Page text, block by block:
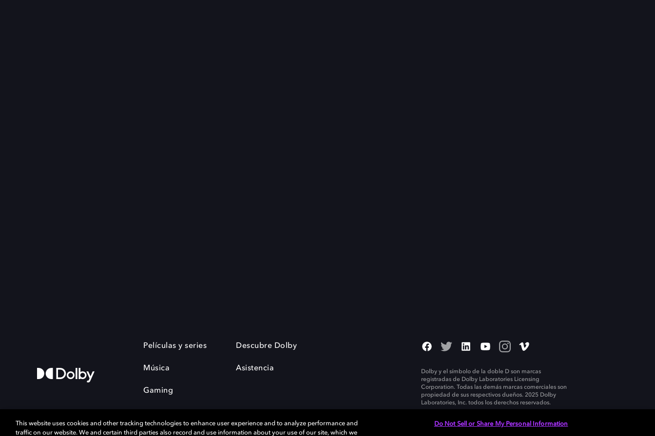
Películas y series
Música
Gaming
Descubre Dolby
Asistencia
Dolby y el símbolo de la doble D son marcas
registradas de Dolby Laboratories Licensing
Corporation. Todas las demás marcas comerciales son
propiedad de sus respectivos dueños. 2025 Dolby
Laboratories, Inc. todos los derechos reservados.
This website uses cookies and other tracking technologies to enhance user experience and to analyze performance and
traffic on our website. We and certain third parties also record and use information about your use of our site, which we
Do Not Sell or Share My Personal Information